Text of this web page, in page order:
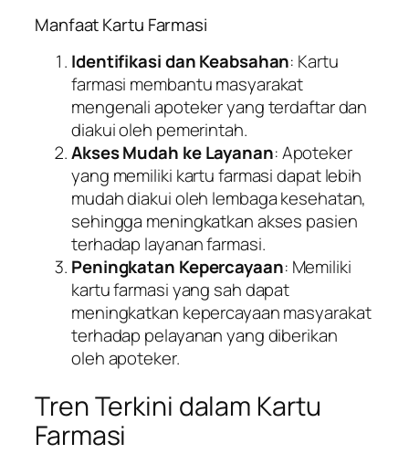
Manfaat Kartu Farmasi
Identifikasi dan Keabsahan: Kartu
farmasi membantu masyarakat
mengenali apoteker yang terdaftar dan
diakui oleh pemerintah.
Akses Mudah ke Layanan: Apoteker
yang memiliki kartu farmasi dapat lebih
mudah diakui oleh lembaga kesehatan,
sehingga meningkatkan akses pasien
terhadap layanan farmasi.
Peningkatan Kepercayaan: Memiliki
kartu farmasi yang sah dapat
meningkatkan kepercayaan masyarakat
terhadap pelayanan yang diberikan
oleh apoteker.
Tren Terkini dalam Kartu
Farmasi